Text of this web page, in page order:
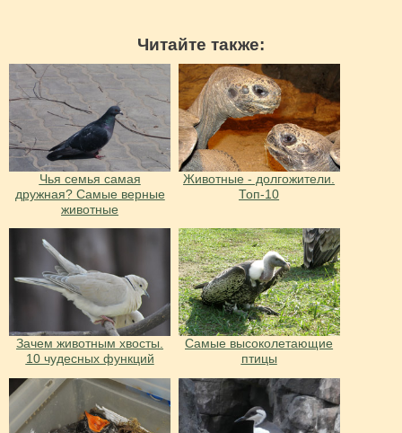
Читайте также:
Чья семья самая
дружная? Самые верные
животные
Животные - долгожители.
Топ-10
Зачем животным хвосты.
10 чудесных функций
Самые высоколетающие
птицы